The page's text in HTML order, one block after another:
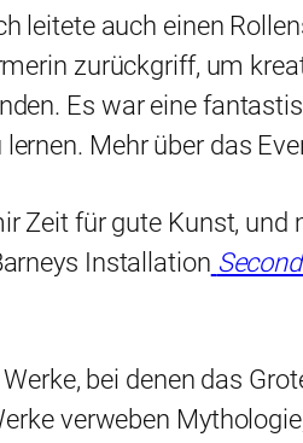
leitete auch einen
zurückgriff, um
Es war eine
Mehr über das
Zeit für gute Kunst,
Installation
bei denen das
verweben